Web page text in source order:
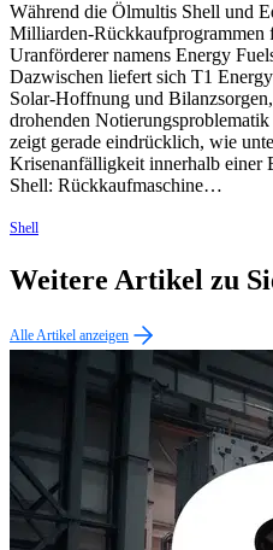
Während die Ölmultis Shell und
Milliarden-Rückkaufprogrammen
Uranförderer namens Energy
Dazwischen liefert sich T1
Solar-Hoffnung und
drohenden
zeigt gerade eindrücklich, wie
Krisenanfälligkeit innerhalb einer
Shell: Rückkaufmaschine…
Shell
Weitere Artikel zu
Alle Artikel anzeigen